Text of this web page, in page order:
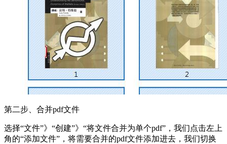
第二步、合并pdf文件
选择“文件”》“创建”》“将文件合并为单个pdf”，我们点击左上
角的“添加文件”，将需要合并的pdf文件添加进去，我们切换